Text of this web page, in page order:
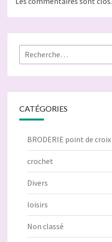
Rechercher :
CATÉGORIES
BRODERIE point de croix
crochet
Divers
loisirs
Non classé